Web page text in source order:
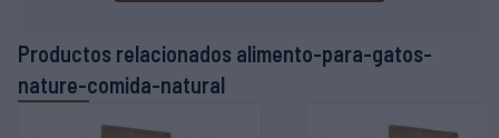
Productos relacionados alimento-para-gatos-
nature-comida-natural